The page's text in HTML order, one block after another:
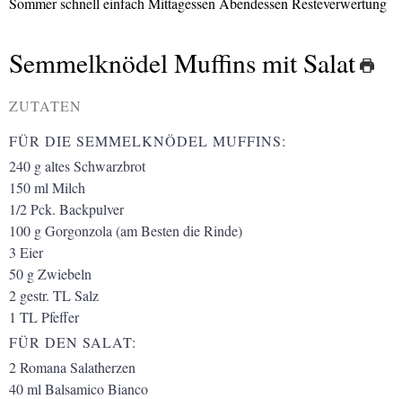
Semmelknödel Muffins mit Salat
ZUTATEN
FÜR DIE SEMMELKNÖDEL MUFFINS:
240 galtes Schwarzbrot
150ml Milch
1/2Pck. Backpulver
100 gGorgonzola (am Besten die Rinde)
3 Eier
50 gZwiebeln
2 gestr. TLSalz
1 TLPfeffer
FÜR DEN SALAT:
2Romana Salatherzen
40ml Balsamico Bianco